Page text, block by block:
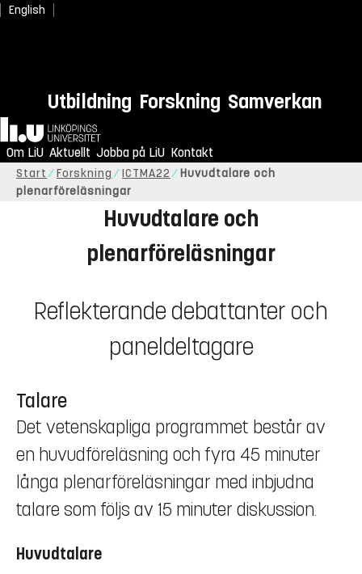
English
Utbildning Forskning Samverkan
Hem
Om LiU Aktuellt Jobba på LiU Kontakt
Start Forskning ICTMA22
Huvudtalare och
plenarföreläsningar
Huvudtalare och
plenarföreläsningar
Reflekterande debattanter och
paneldeltagare
Talare
Det vetenskapliga programmet består av
en huvudföreläsning och fyra 45 minuter
långa plenarföreläsningar med inbjudna
talare som följs av 15 minuter diskussion.
Huvudtalare